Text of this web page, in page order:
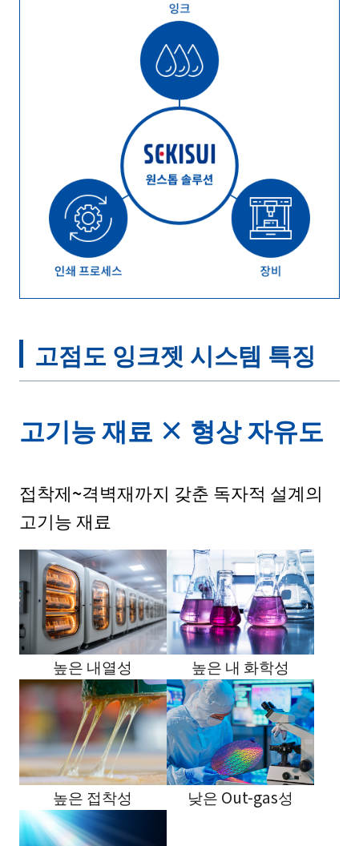
고점도 잉크젯 시스템 특징
고기능 재료 × 형상 자유도
접착제~격벽재까지 갖춘 독자적 설계의
고기능 재료
높은 내열성 높은 내 화학성
높은 접착성 낮은 Out-gas성